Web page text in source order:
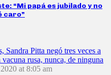
“Mi papá es jubilado y no
caro”
Sandra Pitta negó tres veces a
rusa, nunca, de ninguna
at 8:05 am